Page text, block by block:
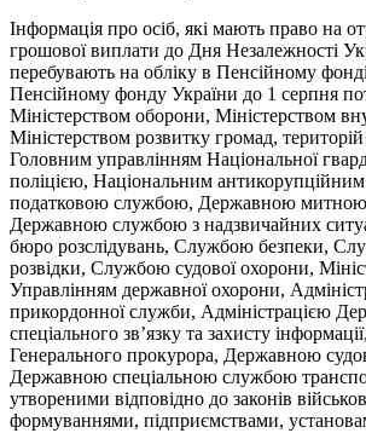
Інформація про осіб, які мають право на
грошової виплати до Дня Незалежності
перебувають на обліку в Пенсійному
Пенсійному фонду України до 1 серпня
Міністерством оборони, Міністерством
Міністерством розвитку громад,
Головним управлінням Національної
поліцією, Національним
податковою службою, Державною
Державною службою з надзвичайних
бюро розслідувань, Службою безпеки,
розвідки, Службою судової охорони,
Управлінням державної охорони,
прикордонної служби, Адміністрацією
спеціального зв’язку та захисту
Генерального прокурора, Державною
Державною спеціальною службою
утвореними відповідно до законів
формуваннями, підприємствами,